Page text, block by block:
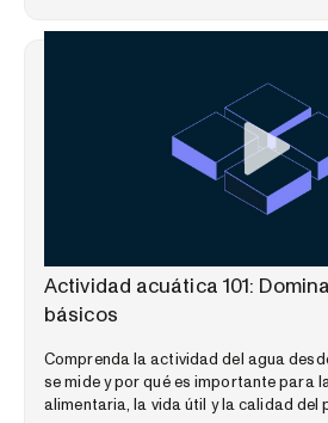
Actividad acuática 101:
básicos
Comprenda la actividad del agua
se mide y por qué es importante para
alimentaria, la vida útil y la calidad del